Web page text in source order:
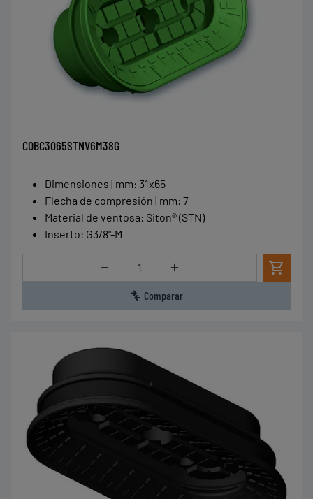
COBC3065STNV6M38G
Dimensiones | mm: 31x65
Flecha de compresión | mm: 7
Material de ventosa: Siton® (STN)
Inserto: G3/8"-M
Cantidad
Comparar